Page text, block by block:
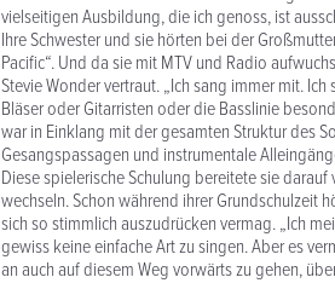
vielseitigen Ausbildung, die ich genoss, ist
Ihre Schwester und sie hörten bei der
Pacific“. Und da sie mit MTV und Radio
Stevie Wonder vertraut. „Ich sang immer mit.
Bläser oder Gitarristen oder die Basslinie
war in Einklang mit der gesamten Struktur des
Gesangspassagen und instrumentale
Diese spielerische Schulung bereitete sie
wechseln. Schon während ihrer Grundschulzeit
sich so stimmlich auszudrücken vermag. „Ich
gewiss keine einfache Art zu singen. Aber es
an auch auf diesem Weg vorwärts zu gehen,